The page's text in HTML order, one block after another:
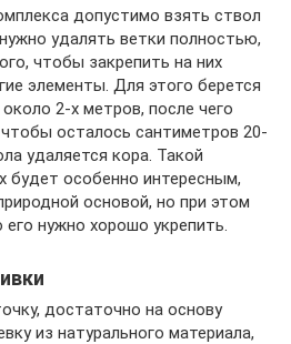
допустимо взять ствол
удалять ветки полностью,
чтобы закрепить на них
элементы. Для этого берется
2-х метров, после чего
осталось сантиметров 20-
удаляется кора. Такой
будет особенно интересным,
основой, но при этом
нужно хорошо укрепить.
достаточно на основу
из натурального материала,